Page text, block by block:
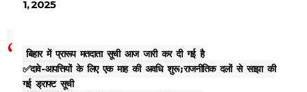
1, 2025
बिहार में प्रारूप मतदाता सूची आज जारी कर दी गई है
✅दावे-आपत्तियों के लिए एक माह की अवधि शुरू;राजनीतिक दलों से साझा की
गई ड्राफ्ट सूची